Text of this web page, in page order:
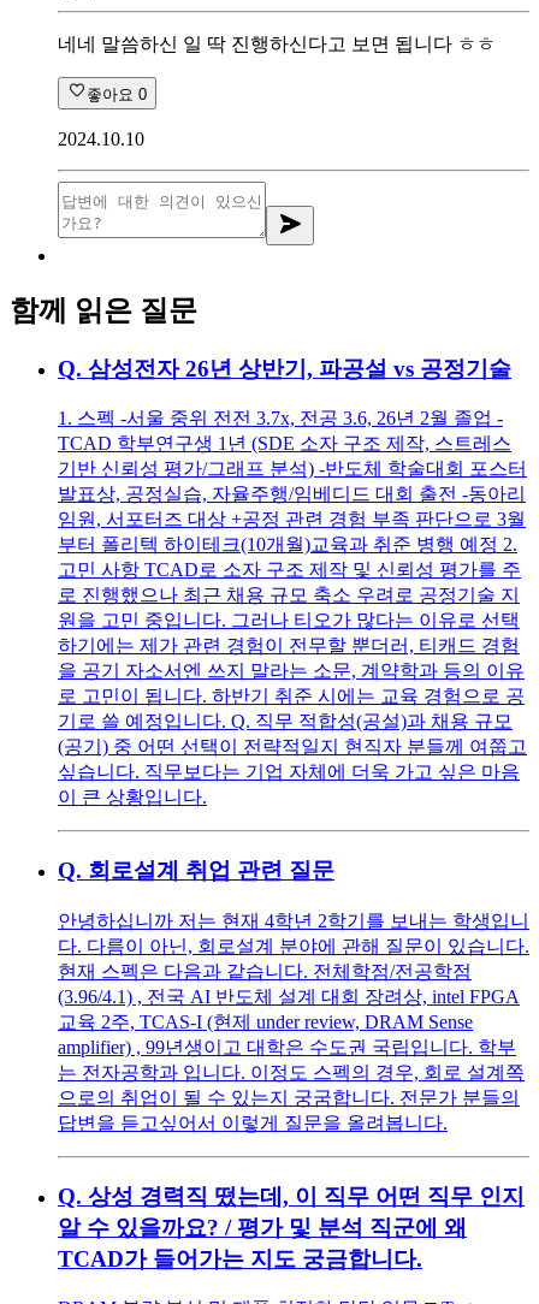
네네 말씀하신 일 딱 진행하신다고 보면 됩니다 ㅎㅎ
좋아요 0
2024.10.10
함께 읽은 질문
Q. 삼성전자 26년 상반기, 파공설 vs 공정기술
1. 스펙 -서울 중위 전전 3.7x, 전공 3.6, 26년 2월 졸업 -
TCAD 학부연구생 1년 (SDE 소자 구조 제작, 스트레스
기반 신뢰성 평가/그래프 분석) -반도체 학술대회 포스터
발표상, 공정실습, 자율주행/임베디드 대회 출전 -동아리
임원, 서포터즈 대상 +공정 관련 경험 부족 판단으로 3월
부터 폴리텍 하이테크(10개월)교육과 취준 병행 예정 2.
고민 사항 TCAD로 소자 구조 제작 및 신뢰성 평가를 주
로 진행했으나 최근 채용 규모 축소 우려로 공정기술 지
원을 고민 중입니다. 그러나 티오가 많다는 이유로 선택
하기에는 제가 관련 경험이 전무할 뿐더러, 티캐드 경험
을 공기 자소서엔 쓰지 말라는 소문, 계약학과 등의 이유
로 고민이 됩니다. 하반기 취준 시에는 교육 경험으로 공
기로 쓸 예정입니다. Q. 직무 적합성(공설)과 채용 규모
(공기) 중 어떤 선택이 전략적일지 현직자 분들께 여쭙고
싶습니다. 직무보다는 기업 자체에 더욱 가고 싶은 마음
이 큰 상황입니다.
Q. 회로설계 취업 관련 질문
안녕하십니까 저는 현재 4학년 2학기를 보내는 학생입니
다. 다름이 아닌, 회로설계 분야에 관해 질문이 있습니다.
현재 스펙은 다음과 같습니다. 전체학점/전공학점
(3.96/4.1) , 전국 AI 반도체 설계 대회 장려상, intel FPGA
교육 2주, TCAS-I (현제 under review, DRAM Sense
amplifier) , 99년생이고 대학은 수도권 국립입니다. 학부
는 전자공학과 입니다. 이정도 스펙의 경우, 회로 설계쪽
으로의 취업이 될 수 있는지 궁굼합니다. 전문가 분들의
답변을 듣고싶어서 이렇게 질문을 올려봅니다.
Q. 상성 경력직 떴는데, 이 직무 어떤 직무 인지
알 수 있을까요? / 평가 및 분석 직군에 왜
TCAD가 들어가는 지도 궁금합니다.